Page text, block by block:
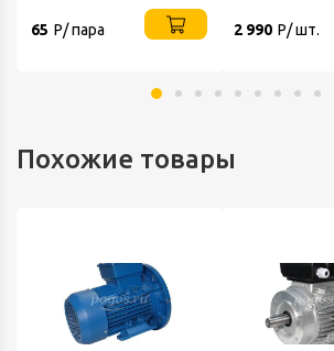
65 Р/ пара
2 990 Р/ шт.
Похожие товары